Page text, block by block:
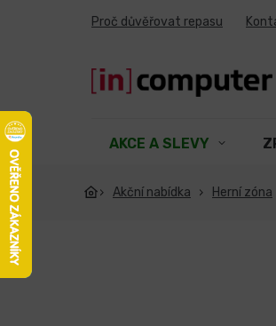
Proč důvěřovat repasu
AKCE A SLEVY
Akční nabídka Herní zóna